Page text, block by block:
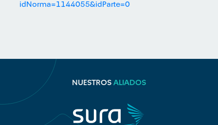
idNorma=1144055&idParte=0
NUESTROS ALIADOS